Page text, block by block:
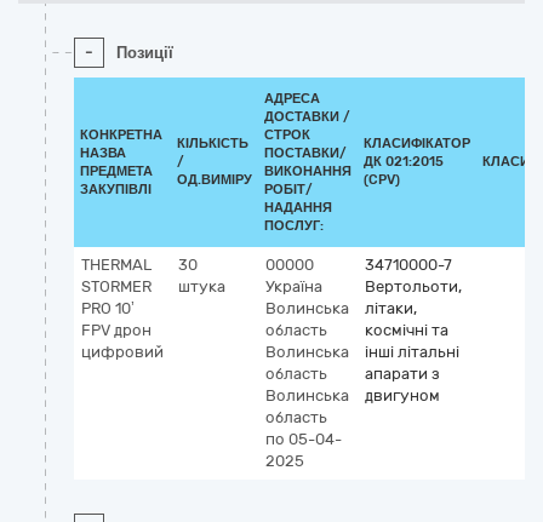
- Позиції
КОНКРЕТНА
НАЗВА
ПРЕДМЕТА
ЗАКУПІВЛІ
КІЛЬКІСТЬ
/
ОД.ВИМІРУ
АДРЕСА
ДОСТАВКИ /
СТРОК
ПОСТАВКИ/
ВИКОНАННЯ
РОБІТ/
НАДАННЯ
ПОСЛУГ:
КЛАСИФІКАТОР
ДК 021:2015
(CPV)
THERMAL
STORMER
PRO 10ʼ
FPV дрон
цифровий
30
штука
00000
Україна
Волинська
область
Волинська
область
Волинська
область
по 05-04-
2025
34710000-7
Вертольоти,
літаки,
космічні та
інші літальні
апарати з
двигуном